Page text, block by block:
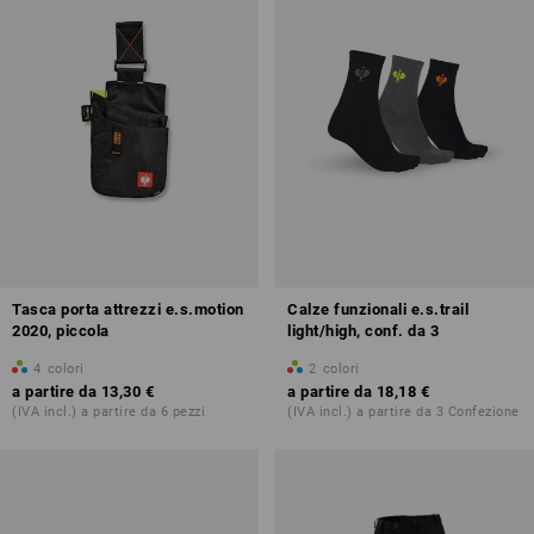
Tasca porta attrezzi e.s.motion
2020, piccola
4 colori
a partire da 13,30 €
(IVA incl.) a partire da 6 pezzi
Calze funzionali e.s.trail
light/high, conf. da 3
2 colori
a partire da 18,18 €
(IVA incl.) a partire da 3 Confezione